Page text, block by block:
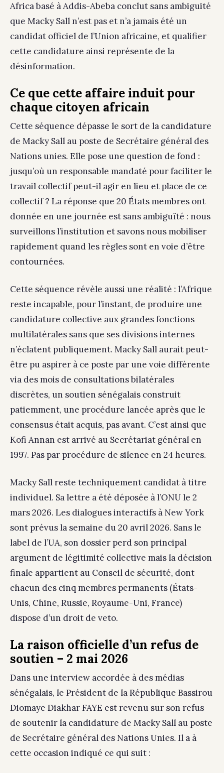
Africa basé à Addis-Abeba conclut sans ambiguité
que Macky Sall n’est pas et n’a jamais été un
candidat officiel de l’Union africaine, et qualifier
cette candidature ainsi représente de la
désinformation.
Ce que cette affaire induit pour
chaque citoyen africain
Cette séquence dépasse le sort de la candidature
de Macky Sall au poste de Secrétaire général des
Nations unies. Elle pose une question de fond :
jusqu’où un responsable mandaté pour faciliter le
travail collectif peut-il agir en lieu et place de ce
collectif ? La réponse que 20 États membres ont
donnée en une journée est sans ambiguïté : nous
surveillons l’institution et savons nous mobiliser
rapidement quand les règles sont en voie d’être
contournées.
Cette séquence révèle aussi une réalité : l’Afrique
reste incapable, pour l’instant, de produire une
candidature collective aux grandes fonctions
multilatérales sans que ses divisions internes
n’éclatent publiquement. Macky Sall aurait peut-
être pu aspirer à ce poste par une voie différente
via des mois de consultations bilatérales
discrètes, un soutien sénégalais construit
patiemment, une procédure lancée après que le
consensus était acquis, pas avant. C’est ainsi que
Kofi Annan est arrivé au Secrétariat général en
1997. Pas par procédure de silence en 24 heures.
Macky Sall reste techniquement candidat à titre
individuel. Sa lettre a été déposée à l’ONU le 2
mars 2026. Les dialogues interactifs à New York
sont prévus la semaine du 20 avril 2026. Sans le
label de l’UA, son dossier perd son principal
argument de légitimité collective mais la décision
finale appartient au Conseil de sécurité, dont
chacun des cinq membres permanents (États-
Unis, Chine, Russie, Royaume-Uni, France)
dispose d’un droit de veto.
La raison officielle d’un refus de
soutien – 2 mai 2026
Dans une interview accordée à des médias
sénégalais, le Président de la République Bassirou
Diomaye Diakhar FAYE est revenu sur son refus
de soutenir la candidature de Macky Sall au poste
de Secrétaire général des Nations Unies. Il a à
cette occasion indiqué ce qui suit :